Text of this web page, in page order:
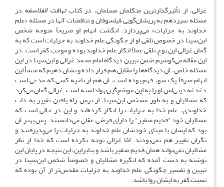
غزالی، از تأثیرگذارترین متکلمان مسلمان، در کتابتهافت الفلاسفه در
مسئله سیزدهم به پریشان‌گویی فیلسوفان و تناقضات آنها در مسئله «علم
خداوند به جزئیات» می‌پردازد. انگشت اتهام او صریحاً متوجه شخص
ابن‌سینا در خصوص تلقی او از چگونگی علم خداوند به جزئیات است که به
گمان غزالی این نوع تلقی عملاً انکار علم خداوند بوده و موجب کفر است. در
این مقاله می‌کوشیم ضمن تبیین دیدگاه امام محمد غزالی و ابن‌سینا در این
مسئله خاص، آن دیدگاه‌ها را مقابل هم قرار داده و نشان دهیم که منشأ این
اتهام صرفاً یک سوء فهم بوده است، آن هم از ناحیه کسی که مدعی است
دغدغه دینی‌اش او را به این موضع‌گیری واداشته است. غزالی گمان می‌کرد
که مشائیان و به طور مشخص ابن‌سینا، از ترس راه یافتن تغییر به ذات
خداوندی، علم خدا به جزئیات را انکار کرده‌اند و این در حالی است که
مشائیان خود "قدیم متغیر" را دارای فرضی عقلی می‌دانستند. پس بهتر آن
بود که ایشان با مبنای خودشان علم خداوند به جزئیات را می‌پذیرفتند و
نگران تغییر هم نمی‌بودند. امّا غزالی توجه نکرده است که خدا از نظر
مشائیان نمی‌تواند همان قدیم متغیر باشد و بنابراین، این نتیجه در پایان این
نوشته به دست آمده که انگیزه مشائیان و خصوصاً شخص ابن‌سینا در
تبیین و تفسیر چگونگی علم خداوند به جزئیات مقدس‌تر از آن بوده که
نسبت کفر به ایشان روا باشد.